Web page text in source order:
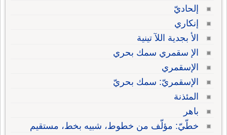
إلحاديّ
إنكاري
الأ بجدية اللآ تينية
الإ سقمري سمك بحري
الإسقمري
الإسقمريّ: سمك بحريّ
المئذنة
باهر
خطّيّ: مؤلّف من خطوط، شبيه بخط، مستقيم